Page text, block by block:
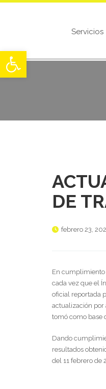
Servicios
DE
febrero 23,
En cumplimiento
cada vez que el
oficial reportada
actualización por
tomó como base
Dando
resultados
del 11 febrero de
Abrir barra